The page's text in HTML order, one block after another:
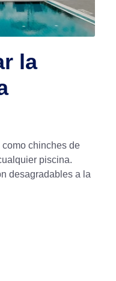
la
chinches de
piscina.
desagradables a la